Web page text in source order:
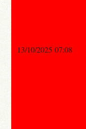
13/10/2025 07:08